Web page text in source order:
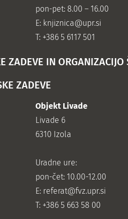
ZADEVE IN ORGANIZACIJO
ZADEVE
pon-pet: 8.00 – 16.00
E: knjiznica@upr.si
T: +386 5 6117 501
Objekt Livade
Livade 6
6310 Izola
Uradne ure:
pon-čet: 10.00-12.00
E: referat@fvz.upr.si
T: +386 5 663 58 00